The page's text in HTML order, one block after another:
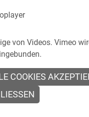
von Videos. Vimeo
COOKIES